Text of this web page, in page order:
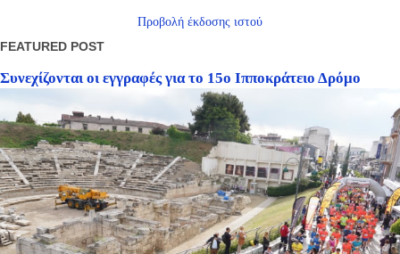
Προβολή έκδοσης ιστού
FEATURED POST
Συνεχίζονται οι εγγραφές για το 15ο Ιπποκράτειο Δρόμο